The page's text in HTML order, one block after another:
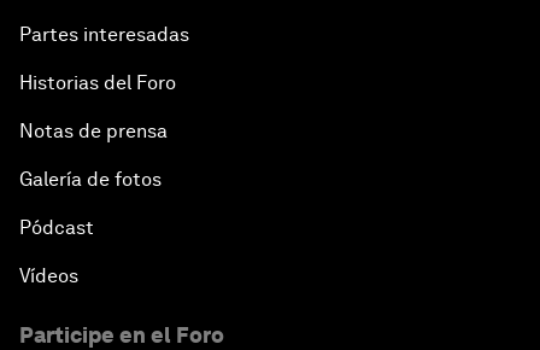
Partes interesadas
Historias del Foro
Notas de prensa
Galería de fotos
Pódcast
Vídeos
Participe en el Foro